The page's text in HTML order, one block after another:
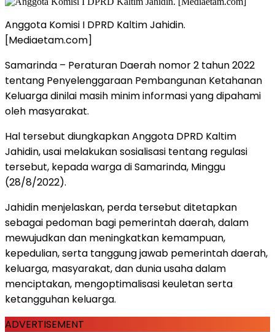
Anggota Komisi I DPRD Kaltim Jahidin.
[Mediaetam.com]
Samarinda – Peraturan Daerah nomor 2 tahun 2022
tentang Penyelenggaraan Pembangunan Ketahanan
Keluarga dinilai masih minim informasi yang dipahami
oleh masyarakat.
Hal tersebut diungkapkan Anggota DPRD Kaltim
Jahidin, usai melakukan sosialisasi tentang regulasi
tersebut, kepada warga di Samarinda, Minggu
(28/8/2022).
Jahidin menjelaskan, perda tersebut ditetapkan
sebagai pedoman bagi pemerintah daerah, dalam
mewujudkan dan meningkatkan kemampuan,
kepedulian, serta tanggung jawab pemerintah daerah,
keluarga, masyarakat, dan dunia usaha dalam
menciptakan, mengoptimalisasi keuletan serta
ketangguhan keluarga.
ADVERTISEMENT